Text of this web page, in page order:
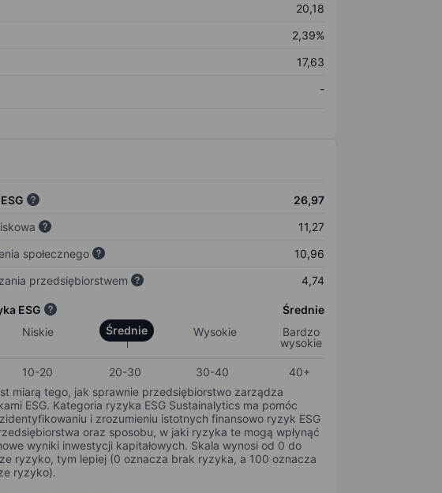
20,18
2,39%
17,63
-
26,97
11,27
społecznego
10,96
przedsiębiorstwem
4,74
ESG
Średnie
Niskie Średnie Wysokie
Bardzo
wysokie
10-20 20-30 30-40
40+
miarą tego, jak sprawnie przedsiębiorstwo zarządza
ESG. Kategoria ryzyka ESG Sustainalytics ma pomóc
i zrozumieniu istotnych finansowo ryzyk ESG
oraz sposobu, w jaki ryzyka te mogą wpłynąć
wyniki inwestycji kapitałowych. Skala wynosi od 0 do
ryzyko, tym lepiej (0 oznacza brak ryzyka, a 100 oznacza
ryzyko).